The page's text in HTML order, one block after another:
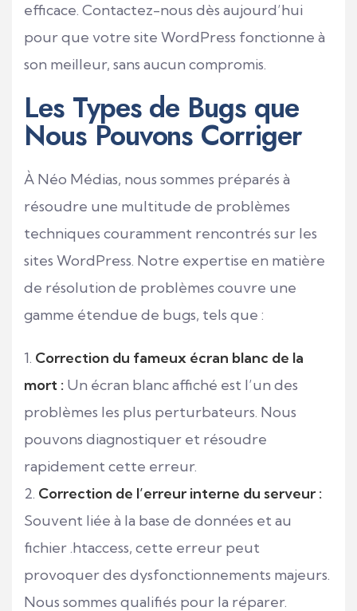
efficace. Contactez-nous dès aujourd’hui
pour que votre site WordPress fonctionne à
son meilleur, sans aucun compromis.
Les Types de Bugs que
Nous Pouvons Corriger
À Néo Médias, nous sommes préparés à
résoudre une multitude de problèmes
techniques couramment rencontrés sur les
sites WordPress. Notre expertise en matière
de résolution de problèmes couvre une
gamme étendue de bugs, tels que :
Correction du fameux écran blanc de la
mort : Un écran blanc affiché est l’un des
problèmes les plus perturbateurs. Nous
pouvons diagnostiquer et résoudre
rapidement cette erreur.
Correction de l’erreur interne du serveur :
Souvent liée à la base de données et au
fichier .htaccess, cette erreur peut
provoquer des dysfonctionnements majeurs.
Nous sommes qualifiés pour la réparer.